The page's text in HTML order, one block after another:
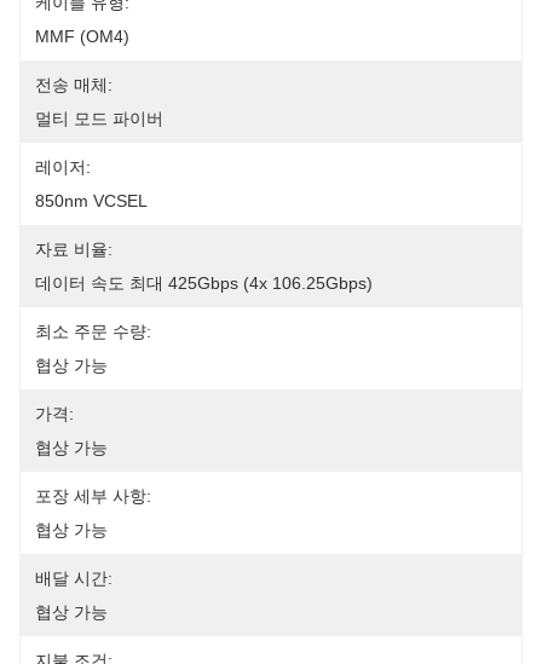
MMF (OM4)
전송 매체:
멀티 모드 파이버
레이저:
850nm VCSEL
자료 비율:
데이터 속도 최대 425Gbps (4x 106.25Gbps)
최소 주문 수량:
협상 가능
가격:
협상 가능
포장 세부 사항:
협상 가능
배달 시간:
협상 가능